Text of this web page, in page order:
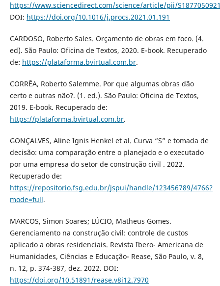
https://www.sciencedirect.com/science/article/pii/
DOI: https://doi.org/10.1016/j.procs.2021.01.191
CARDOSO, Roberto Sales. Orçamento de obras em foco. (4.
ed). São Paulo: Oficina de Textos, 2020. E-book. Recuperado
de: https://plataforma.bvirtual.com.br.
CORRÊA, Roberto Salemme. Por que algumas obras dão
certo e outras não?. (1. ed.). São Paulo: Oficina de Textos,
2019. E-book. Recuperado de:
https://plataforma.bvirtual.com.br.
GONÇALVES, Aline Ignis Henkel et al. Curva “S” e tomada de
decisão: uma comparação entre o planejado e o executado
por uma empresa do setor de construção civil . 2022.
Recuperado de:
https://repositorio.fsg.edu.br/jspui/handle/123456789/4766?
mode=full.
MARCOS, Simon Soares; LÚCIO, Matheus Gomes.
Gerenciamento na construção civil: controle de custos
aplicado a obras residenciais. Revista Ibero- Americana de
Humanidades, Ciências e Educação- Rease, São Paulo, v. 8,
n. 12, p. 374-387, dez. 2022. DOI:
https://doi.org/10.51891/rease.v8i12.7970